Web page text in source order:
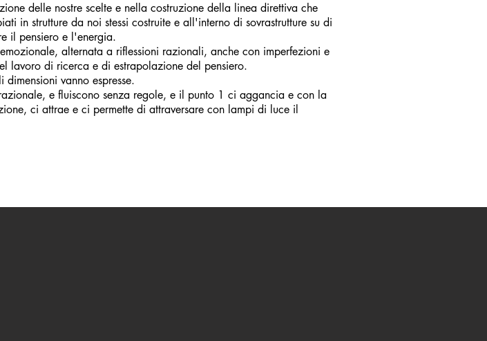
delle nostre scelte e nella costruzione della linea direttiva che
in strutture da noi stessi costruite e all'interno di sovrastrutture su di
il pensiero e l'energia.
alternata a riflessioni razionali, anche con imperfezioni e
lavoro di ricerca e di estrapolazione del pensiero.
vanno espresse.
e fluiscono senza regole, e il punto 1 ci aggancia e con la
ci attrae e ci permette di attraversare con lampi di luce il